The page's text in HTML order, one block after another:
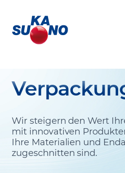
Wir steigern den Wert
mit innovativen
Ihre Materialien und
zugeschnitten sind.